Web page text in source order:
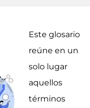
Este glosario
reúne en un
solo lugar
aquellos
términos